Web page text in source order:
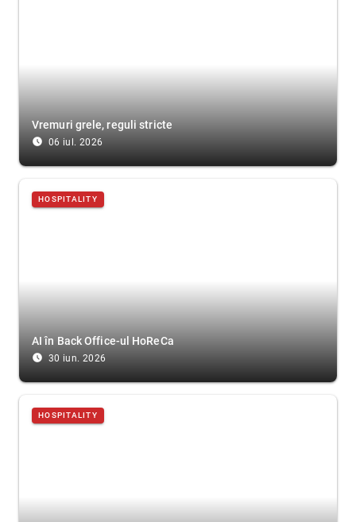
Vremuri grele, reguli stricte
access_time_filled 06 iul. 2026
HOSPITALITY
AI în Back Office-ul HoReCa
access_time_filled 30 iun. 2026
HOSPITALITY